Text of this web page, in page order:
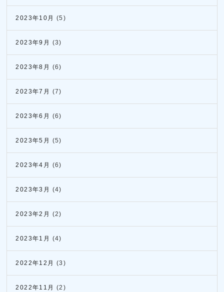
2023年10月 (5)
2023年9月 (3)
2023年8月 (6)
2023年7月 (7)
2023年6月 (6)
2023年5月 (5)
2023年4月 (6)
2023年3月 (4)
2023年2月 (2)
2023年1月 (4)
2022年12月 (3)
2022年11月 (2)